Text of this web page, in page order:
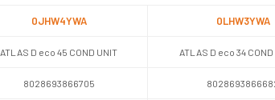
0JHW4YWA 0LHW3YWA
ATLAS D eco 45 COND UNIT ATLAS D eco 34
8028693866705